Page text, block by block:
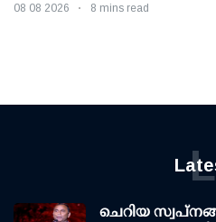
08 08 2026 8 mins read
L
ചെറിയ